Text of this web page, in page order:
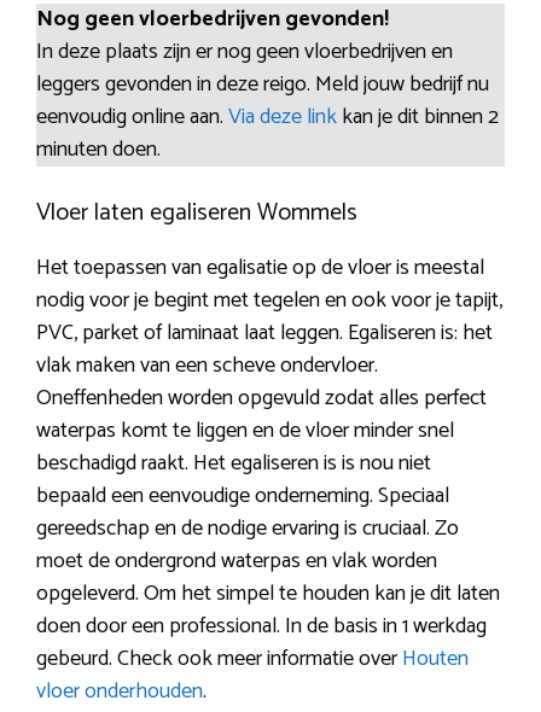
Nog geen vloerbedrijven gevonden!
In deze plaats zijn er nog geen vloerbedrijven en
leggers gevonden in deze reigo. Meld jouw bedrijf nu
eenvoudig online aan.Via deze linkkan je dit binnen 2
minuten doen.
Vloer laten egaliseren Wommels
Het toepassen van egalisatie op de vloer is meestal
nodig voor je begint met tegelen en ook voor je tapijt,
PVC, parket of laminaat laat leggen. Egaliseren is: het
vlak maken van een scheve ondervloer.
Oneffenheden worden opgevuld zodat alles perfect
waterpas komt te liggen en de vloer minder snel
beschadigd raakt. Het egaliseren is is nou niet
bepaald een eenvoudige onderneming. Speciaal
gereedschap en de nodige ervaring is cruciaal. Zo
moet de ondergrond waterpas en vlak worden
opgeleverd. Om het simpel te houden kan je dit laten
doen door een professional. In de basis in 1 werkdag
gebeurd. Check ook meer informatie overHouten
vloer onderhouden.